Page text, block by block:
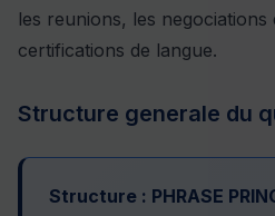
les reunions, les
certifications de langue.
Structure generale du
Structure : PHRASE